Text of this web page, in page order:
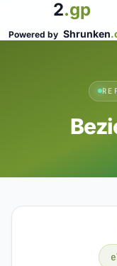
2.gp
Powered by Shrunken